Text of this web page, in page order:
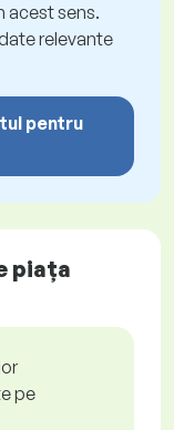
acest sens.
relevante
pentru
piața
pe